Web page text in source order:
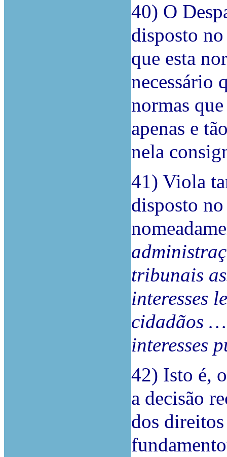
40) O
disposto
que esta
necessário
normas
apenas e
nela
41) Viola
disposto
tribunais
interesses
cidadãos
interesses
42) Isto é,
a decisão
dos